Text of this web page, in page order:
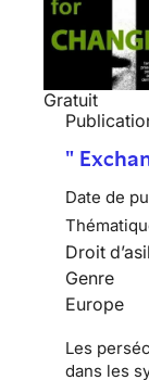
Gratuit
"
Date de
Droit
Genre
Europe
Les
dans les